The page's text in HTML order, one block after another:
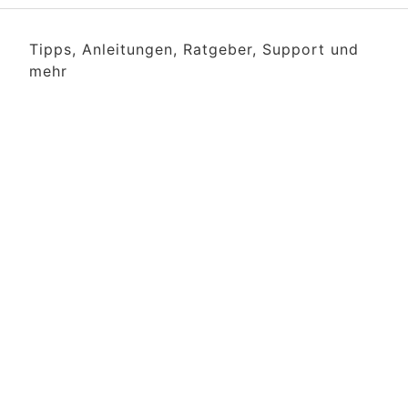
Tipps, Anleitungen, Ratgeber, Support und
mehr